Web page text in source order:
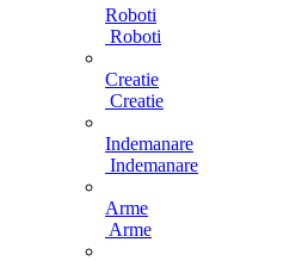
Roboti
Roboti
Creatie
Creatie
Indemanare
Indemanare
Arme
Arme